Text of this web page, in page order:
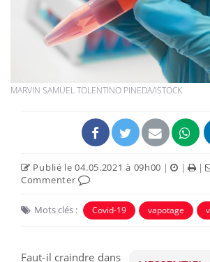
MARVIN SAMUEL TOLENTINO PINEDA/ISTOCK
Publié le 04.05.2021 à 09h00 | | |
Commenter
Mots clés : Covid-19 vapotage
Faut-il craindre dans